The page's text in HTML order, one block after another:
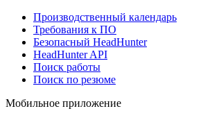
Производственный календарь
Требования к ПО
Безопасный HeadHunter
HeadHunter API
Поиск работы
Поиск по резюме
Мобильное приложение